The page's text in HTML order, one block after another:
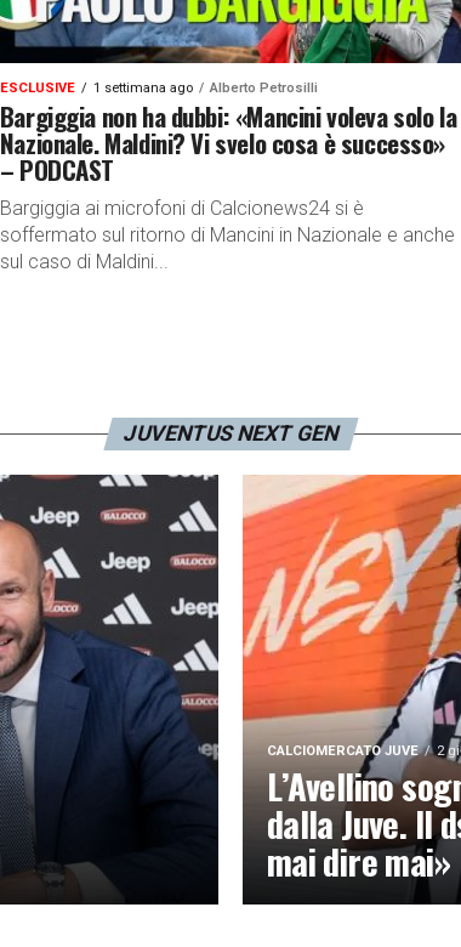
ESCLUSIVE 1 settimana ago Alberto Petrosilli
Bargiggia non ha dubbi: «Mancini voleva solo la
Nazionale. Maldini? Vi svelo cosa è successo»
– PODCAST
Bargiggia ai microfoni di Calcionews24 si è
soffermato sul ritorno di Mancini in Nazionale e anche
sul caso di Maldini...
JUVENTUS NEXT GEN
CALCIOMERCATO JUVE 2
L’Avellino
dalla Juve. Il
mai dire mai»